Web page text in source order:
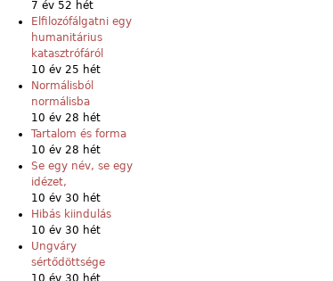
7 év 52 hét
Elfilozófálgatni egy
humanitárius
katasztrófáról
10 év 25 hét
Normálisból
normálisba
10 év 28 hét
Tartalom és forma
10 év 28 hét
Se egy név, se egy
idézet,
10 év 30 hét
Hibás kiindulás
10 év 30 hét
Ungváry
sértődöttsége
10 év 30 hét